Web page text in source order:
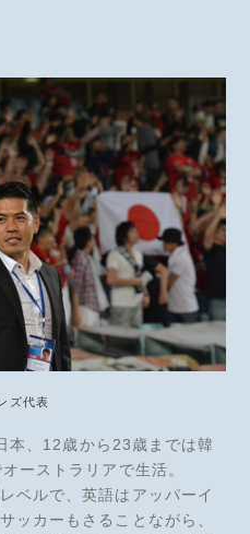
ズ代表
本、12歳から23歳までは韓
ーストラリアで生活。
ベルで、英語はアッパーイ
ッカーもさることながら、